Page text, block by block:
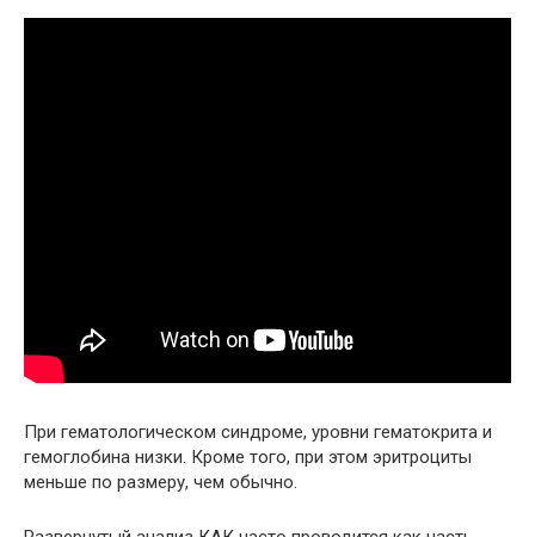
При гематологическом синдроме, уровни гематокрита и
гемоглобина низки. Кроме того, при этом эритроциты
меньше по размеру, чем обычно.